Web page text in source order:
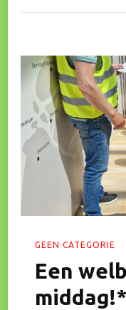
GEEN CATEGORIE
Een
middag!*